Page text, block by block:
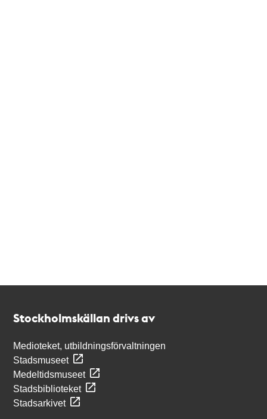
Stockholmskällan drivs av
Medioteket, utbildningsförvaltningen
Stadsmuseet
Medeltidsmuseet
Stadsbiblioteket
Stadsarkivet